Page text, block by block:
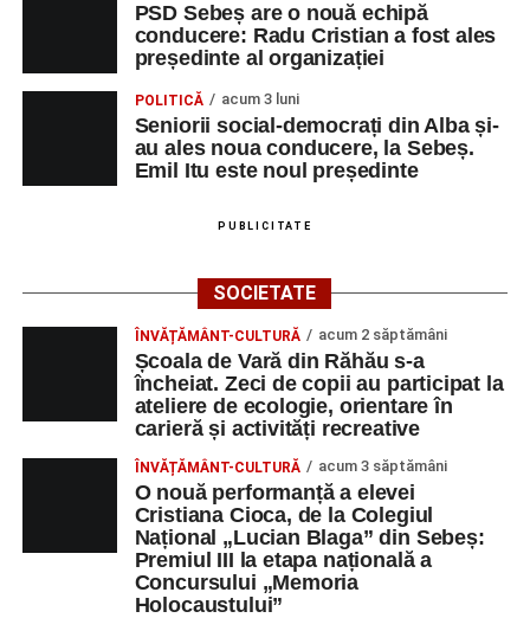
PSD Sebeș are o nouă echipă
conducere: Radu Cristian a fost ales
președinte al organizației
POLITICĂ acum 3 luni
Seniorii social-democrați din Alba și-
au ales noua conducere, la Sebeș.
Emil Itu este noul președinte
PUBLICITATE
SOCIETATE
ÎNVĂȚĂMÂNT-CULTURĂ acum 2 săptămâni
Școala de Vară din Răhău s-a
încheiat. Zeci de copii au participat la
ateliere de ecologie, orientare în
carieră și activități recreative
ÎNVĂȚĂMÂNT-CULTURĂ acum 3 săptămâni
O nouă performanță a elevei
Cristiana Cioca, de la Colegiul
Național „Lucian Blaga” din Sebeș:
Premiul III la etapa națională a
Concursului „Memoria
Holocaustului”